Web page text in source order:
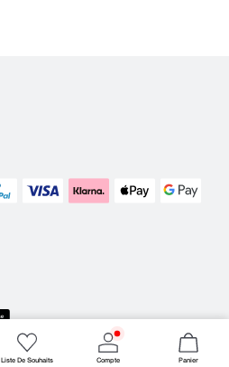
Liste De Souhaits Compte Panier